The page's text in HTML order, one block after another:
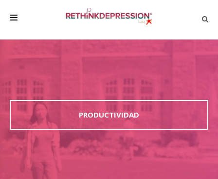
HABLAR CON LOS DEMÁS
BIENESTAR
FAMILIA Y AMIGOS
EMPRESA
DEPRESSÃO SEM RODEIOS
PRODUCTIVIDAD